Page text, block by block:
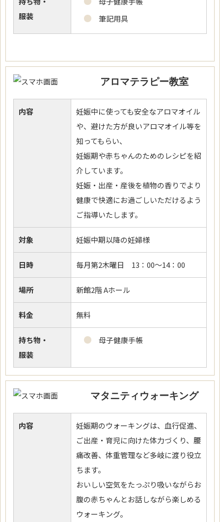
服装
筆記用具
アロマテラピー教室
内容
妊娠中に使っても安全なアロマオイル
や、避けた方が良いアロマオイル等を
知ってもらい、
妊娠期や赤ちゃんのためのレシピを紹
介しています。
妊娠・出産・産後を植物の香りでより
健康で快適にお過ごしいただけるよう
ご指導いたします。
対象 妊娠中期以降の妊婦様
日時 毎月第2木曜日 13：00～14：00
場所 新館2階 Aホール
料金 無料
持ち物・
服装
母子健康手帳
マタニティウォーキング
内容
妊娠期のウォーキングは、血行促進、
ご出産・育児に向けた体力づくり、腰
痛改善、体重管理など多岐に渡り役立
ちます。
おいしい空気をたっぷり吸いながらお
腹の赤ちゃんとお話しながら楽しめる
ウォーキング。